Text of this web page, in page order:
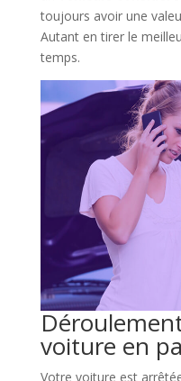
toujours avoir une
Autant en tirer le
temps.
voiture en
Votre voiture est